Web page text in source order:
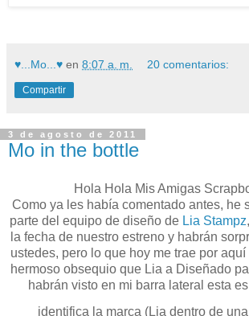
♥...Mo...♥ en 8:07 a. m. 20 comentarios:
Compartir
3 de agosto de 2011
Mo in the bottle
Hola Hola Mis Amigas
Como ya les había comentado antes, he
parte del equipo de diseño de Lia Stampz
la fecha de nuestro estreno y habrán
ustedes, pero lo que hoy me trae por
hermoso obsequio que Lia a Diseñado
habrán visto en mi barra lateral esta
identifica la marca (Lia dentro de